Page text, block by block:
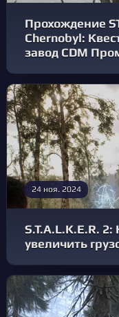
Прохождение
Chernobyl:
завод CDM
24 ноя. 2024
S.T.A.L.K.E.R.
увеличить